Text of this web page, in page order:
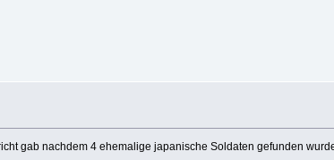
gab nachdem 4 ehemalige japanische Soldaten gefunden